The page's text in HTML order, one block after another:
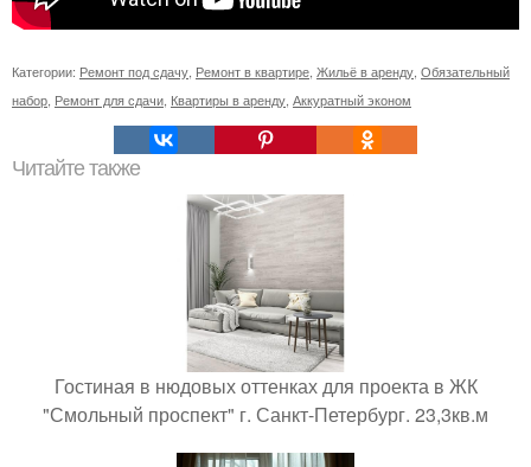
Категории: Ремонт под сдачу, Ремонт в квартире, Жильё в аренду, Обязательный
набор, Ремонт для сдачи, Квартиры в аренду, Аккуратный эконом
Читайте также
Гостиная в нюдовых оттенках для проекта в ЖК
"Смольный проспект" г. Санкт-Петербург. 23,3кв.м